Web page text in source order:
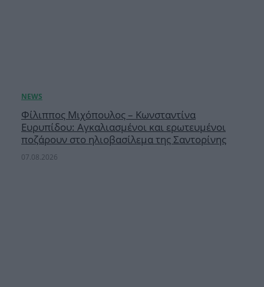
Φίλιππος Μιχόπουλος – Κωνσταντίνα
Ευρυπίδου: Αγκαλιασμένοι και ερωτευμένοι
ποζάρουν στο ηλιοβασίλεμα της Σαντορίνης
07.08.2026